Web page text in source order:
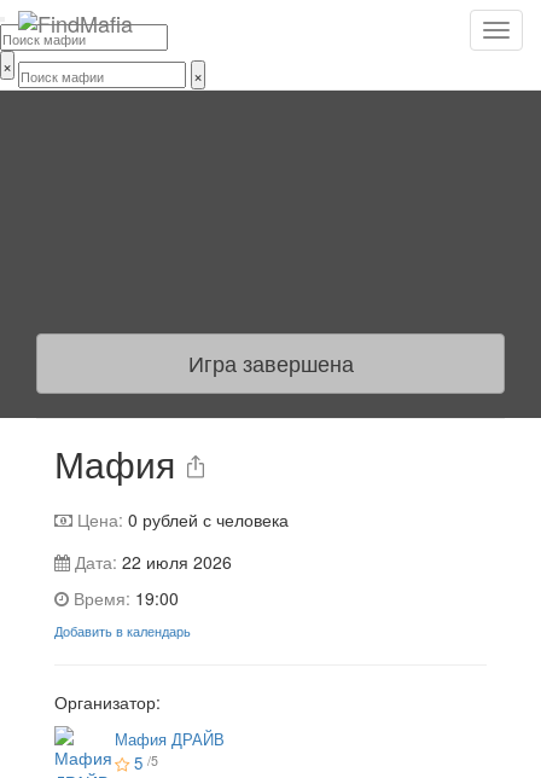
× ×
Игра завершена
Мафия
Цена: 0 рублей с человека
Дата: 22 июля 2026
Время: 19:00
Добавить в календарь
Организатор:
Мафия ДРАЙВ
5 /5